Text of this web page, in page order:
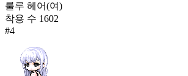
룰루 헤어(여)
착용 수 1602
#4